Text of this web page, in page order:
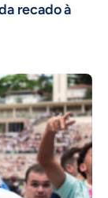
recado à